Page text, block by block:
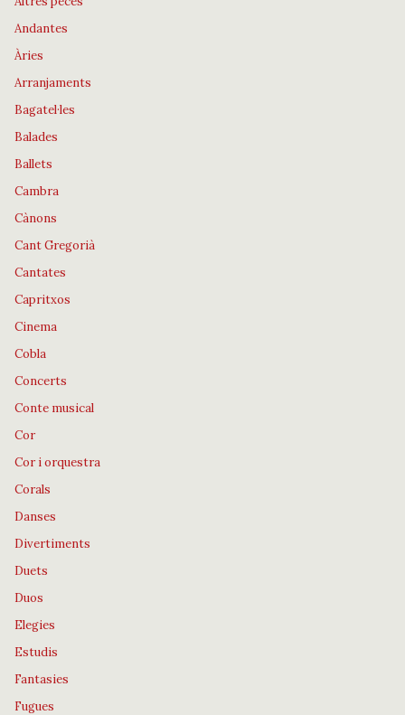
Andantes
Àries
Arranjaments
Bagatel·les
Balades
Ballets
Cambra
Cànons
Cant Gregorià
Cantates
Capritxos
Cinema
Cobla
Concerts
Conte musical
Cor
Cor i orquestra
Corals
Danses
Divertiments
Duets
Duos
Elegies
Estudis
Fantasies
Fugues